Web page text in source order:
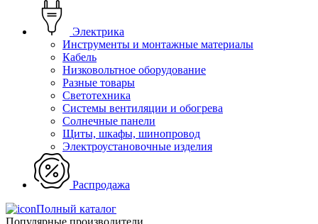
Электрика
Инструменты и монтажные материалы
Кабель
Низковольтное оборудование
Разные товары
Светотехника
Системы вентиляции и обогрева
Солнечные панели
Щиты, шкафы, шинопровод
Электроустановочные изделия
Распродажа
Полный каталог
Популярные производители